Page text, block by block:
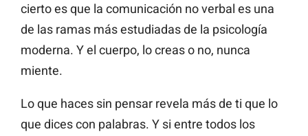
cierto es que la comunicación no verbal es una
de las ramas más estudiadas de la psicología
moderna. Y el cuerpo, lo creas o no, nunca
miente.
Lo que haces sin pensar revela más de ti que lo
que dices con palabras. Y si entre todos los